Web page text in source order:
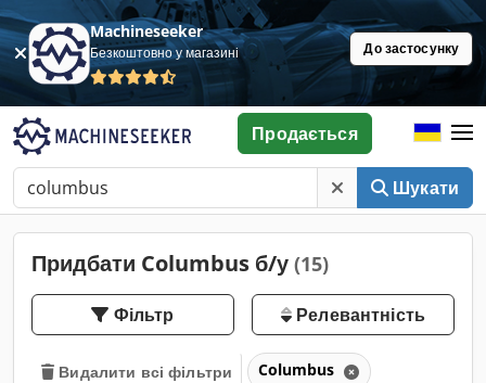
Machineseeker
Безкоштовно у магазині До застосунку
Шукати
Продається
Придбати Columbus б/у (15)
Фільтр Релевантність
Видалити всі фільтри Columbus